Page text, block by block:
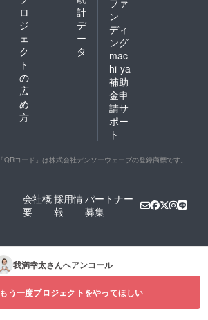
ロ
ジ
ェ
ク
ト
の
広
め
方
計
デ
ー
タ
ファ
ン
ディ
ング
mac
hi-ya
補助
金申
請サ
ポー
ト
「QRコード」は株式会社デンソーウェーブの登録商標です。
会社概
要
採用情
報
パートナー
募集
我満幸太さんへアンコール
もう一度プロジェクトをやってほしい